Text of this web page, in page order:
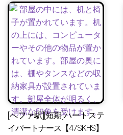
[へファ駅][短期]ハートステ
イパートナース【47SKHS】